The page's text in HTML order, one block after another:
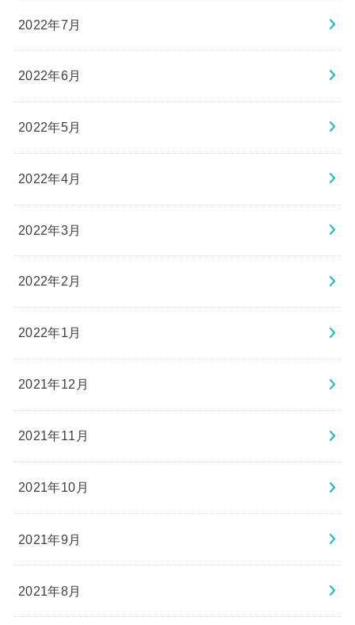
2022年7月
2022年6月
2022年5月
2022年4月
2022年3月
2022年2月
2022年1月
2021年12月
2021年11月
2021年10月
2021年9月
2021年8月